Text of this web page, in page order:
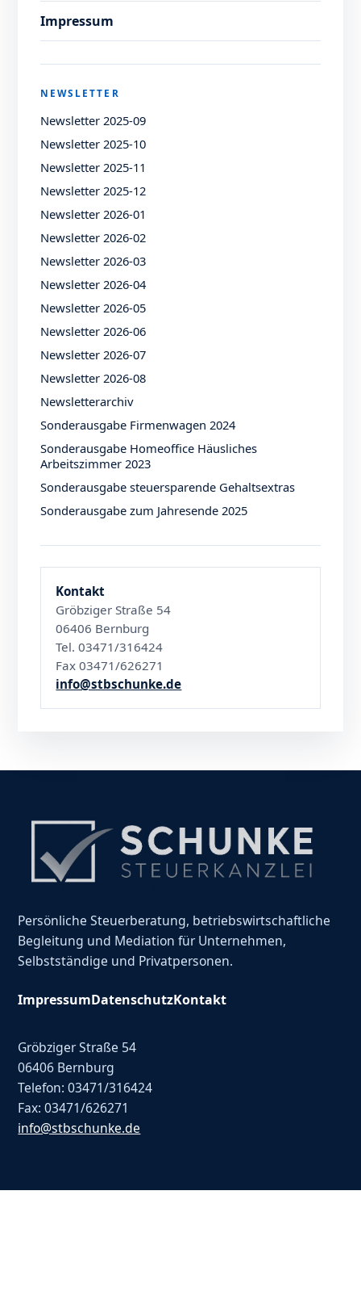
Impressum
NEWSLETTER
Newsletter 2025-09
Newsletter 2025-10
Newsletter 2025-11
Newsletter 2025-12
Newsletter 2026-01
Newsletter 2026-02
Newsletter 2026-03
Newsletter 2026-04
Newsletter 2026-05
Newsletter 2026-06
Newsletter 2026-07
Newsletter 2026-08
Newsletterarchiv
Sonderausgabe Firmenwagen 2024
Sonderausgabe Homeoffice Häusliches
Arbeitszimmer 2023
Sonderausgabe steuersparende Gehaltsextras
Sonderausgabe zum Jahresende 2025
Kontakt
Gröbziger Straße 54
06406 Bernburg
Tel. 03471/316424
Fax 03471/626271
info@stbschunke.de
Persönliche Steuerberatung, betriebswirtschaftliche
Begleitung und Mediation für Unternehmen,
Selbstständige und Privatpersonen.
ImpressumDatenschutzKontakt
Gröbziger Straße 54
06406 Bernburg
Telefon: 03471/316424
Fax: 03471/626271
info@stbschunke.de